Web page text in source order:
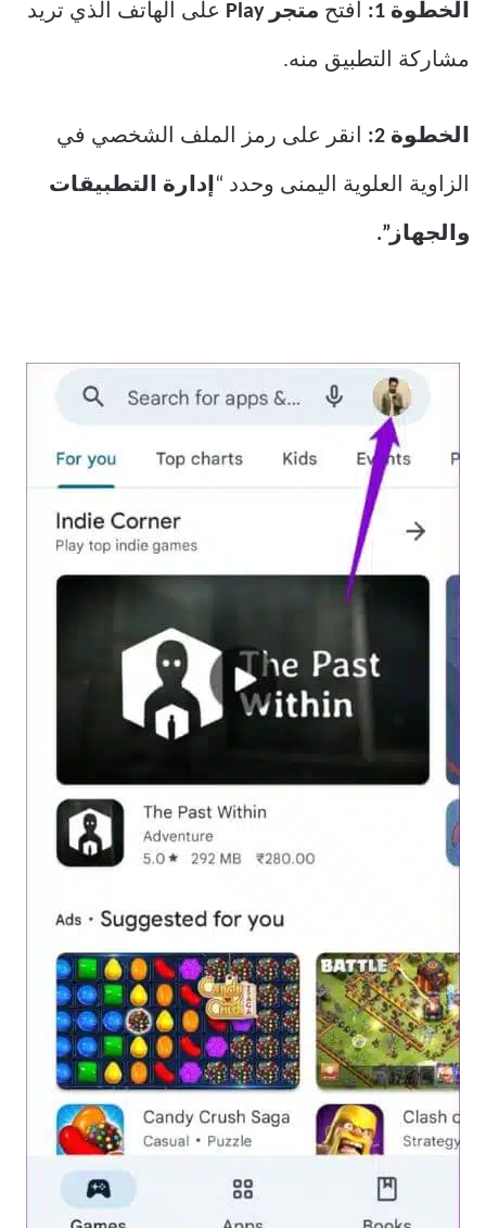
الخطوة 1: افتح متجر Play على الهاتف الذي تريد
مشاركة التطبيق منه.
الخطوة 2: انقر على رمز الملف الشخصي في
الزاوية العلوية اليمنى وحدد “إدارة التطبيقات
والجهاز”.